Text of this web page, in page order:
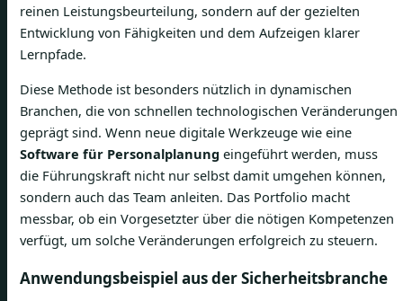
reinen Leistungsbeurteilung, sondern auf der gezielten
Entwicklung von Fähigkeiten und dem Aufzeigen klarer
Lernpfade.
Diese Methode ist besonders nützlich in dynamischen
Branchen, die von schnellen technologischen Veränderungen
geprägt sind. Wenn neue digitale Werkzeuge wie eine
Software für Personalplanung eingeführt werden, muss
die Führungskraft nicht nur selbst damit umgehen können,
sondern auch das Team anleiten. Das Portfolio macht
messbar, ob ein Vorgesetzter über die nötigen Kompetenzen
verfügt, um solche Veränderungen erfolgreich zu steuern.
Anwendungsbeispiel aus der Sicherheitsbranche